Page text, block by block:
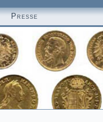
Presse